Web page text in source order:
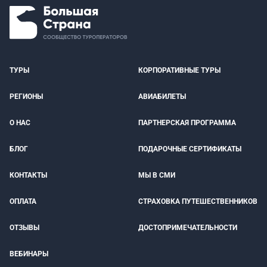
ТУРЫ КОРПОРАТИВНЫЕ ТУРЫ
РЕГИОНЫ АВИАБИЛЕТЫ
О НАС ПАРТНЕРСКАЯ ПРОГРАММА
БЛОГ ПОДАРОЧНЫЕ СЕРТИФИКАТЫ
КОНТАКТЫ МЫ В СМИ
ОПЛАТА СТРАХОВКА ПУТЕШЕСТВЕННИКОВ
ОТЗЫВЫ ДОСТОПРИМЕЧАТЕЛЬНОСТИ
ВЕБИНАРЫ